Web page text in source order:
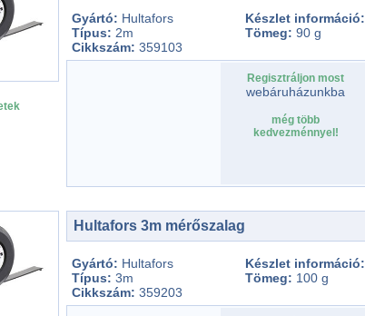
Gyártó: Hultafors
Típus: 2m
Cikkszám: 359103
Készlet információ:
Tömeg: 90 g
Regisztráljon most
webáruházunkba
még több
kedvezménnyel!
Hultafors 3m mérőszalag
Gyártó: Hultafors
Típus: 3m
Cikkszám: 359203
Készlet információ:
Tömeg: 100 g